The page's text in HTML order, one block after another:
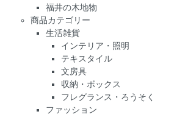
福井の木地物
商品カテゴリー
生活雑貨
インテリア・照明
テキスタイル
文房具
収納・ボックス
フレグランス・ろうそく
ファッション